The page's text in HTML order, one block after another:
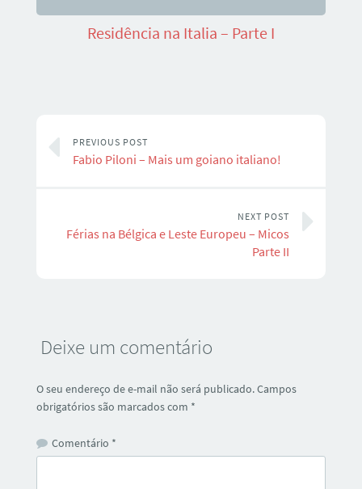
Residência na Italia – Parte I
PREVIOUS POST
Fabio Piloni – Mais um goiano italiano!
NEXT POST
Férias na Bélgica e Leste Europeu – Micos
Parte II
Deixe um comentário
O seu endereço de e-mail não será publicado.Campos
obrigatórios são marcados com *
Comentário *